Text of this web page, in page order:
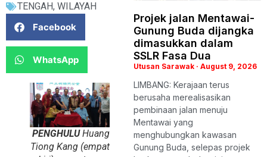
TENGAH, WILAYAH
Facebook
WhatsApp
PENGHULUHuang
Tiong Kang (empat
Projek jalan Mentawai-
Gunung Buda dijangka
dimasukkan dalam
SSLR Fasa Dua
Utusan Sarawak August 9, 2026
LIMBANG: Kerajaan terus
berusaha merealisasikan
pembinaan jalan menuju
Mentawai yang
menghubungkan kawasan
Gunung Buda, selepas projek